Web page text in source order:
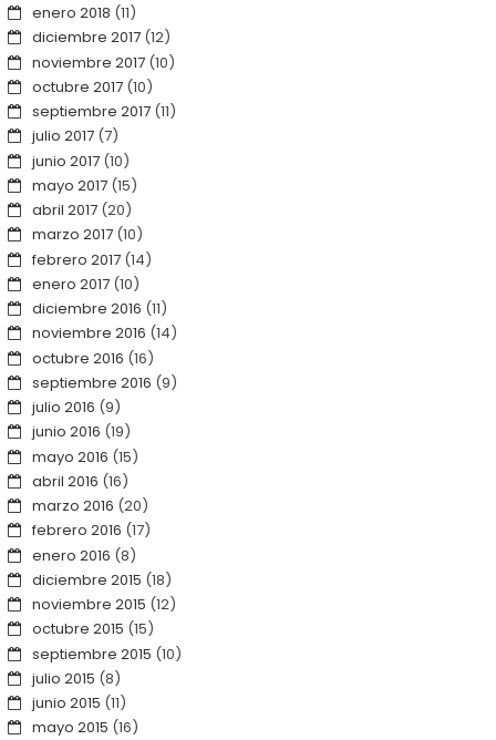
enero 2018 (11)
diciembre 2017(12)
noviembre 2017(10)
octubre 2017(10)
septiembre 2017(11)
julio 2017(7)
junio 2017(10)
mayo 2017(15)
abril 2017(20)
marzo 2017(10)
febrero 2017(14)
enero 2017(10)
diciembre 2016 (11)
noviembre 2016 (14)
octubre 2016 (16)
septiembre 2016 (9)
julio 2016 (9)
junio 2016 (19)
mayo 2016 (15)
abril 2016 (16)
marzo 2016 (20)
febrero 2016 (17)
enero 2016 (8)
diciembre 2015 (18)
noviembre 2015 (12)
octubre 2015 (15)
septiembre 2015 (10)
julio 2015 (8)
junio 2015 (11)
mayo 2015 (16)